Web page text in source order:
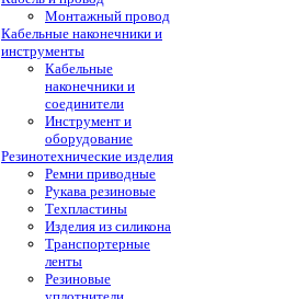
Монтажный провод
Кабельные наконечники и
инструменты
Кабельные
наконечники и
соединители
Инструмент и
оборудование
Резинотехнические изделия
Ремни приводные
Рукава резиновые
Техпластины
Изделия из силикона
Транспортерные
ленты
Резиновые